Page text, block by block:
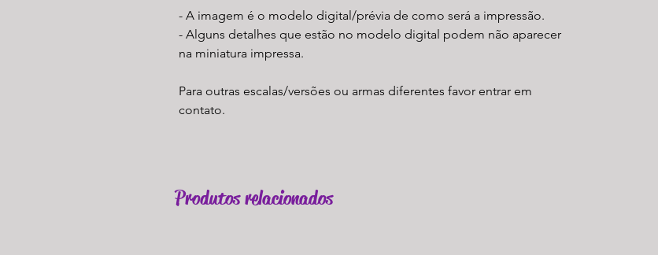
- A imagem é o modelo digital/prévia de como será a impressão.
- Alguns detalhes que estão no modelo digital podem não aparecer
na miniatura impressa.
Para outras escalas/versões ou armas diferentes favor entrar em
contato.
Produtos relacionados